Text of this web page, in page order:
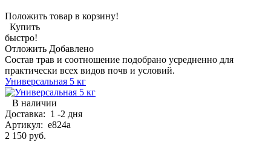
Положить товар в корзину!
Купить
быстро!
Отложить Добавлено
Состав трав и соотношение подобрано усредненно для
практически всех видов почв и условий.
Универсальная 5 кг
В наличии
Доставка: 1 -2 дня
Артикул: e824a
2 150 руб.